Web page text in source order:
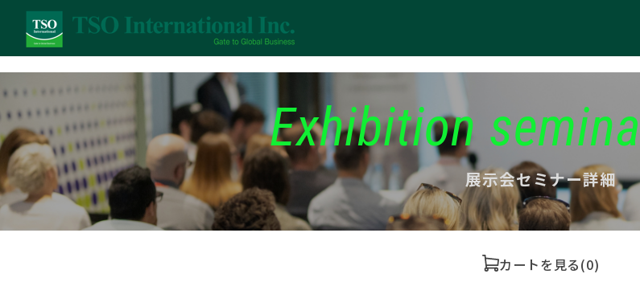
Exhibition
展示会セミナー詳細
カートを見る(0)